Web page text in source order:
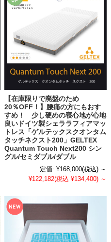
【在庫限りで廃盤のため
20％OFF！】腰痛の方にもおす
すめ！ 少し硬めの寝心地が心地
良いドイツ製シェララフィアマッ
トレス「ゲルテックスクオンタム
タッチネクスト200」GELTEX
Quantum Touch Next200 シン
グル/セミダブル/ダブル
定価: ¥168,000(税込) ～
¥122,182(税込 ¥134,400) ～